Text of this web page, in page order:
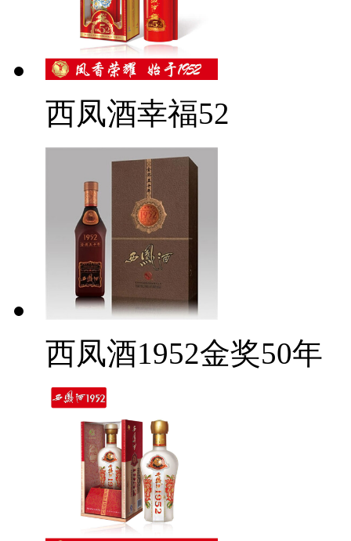
西凤酒幸福52
西凤酒1952金奖50年